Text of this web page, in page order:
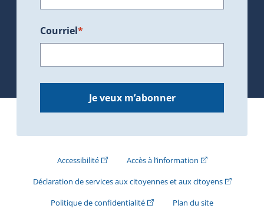
Courriel*
Je veux m’abonner
Accessibilité(Cet hyperlien externe s'ouvrira dans une
Accès à l’information(Cet hyperlien
Déclaration de services aux citoyennes et aux citoyens(Cet
Politique de confidentialité(Cet hyperlien externe s'ouvrira
Plan du site